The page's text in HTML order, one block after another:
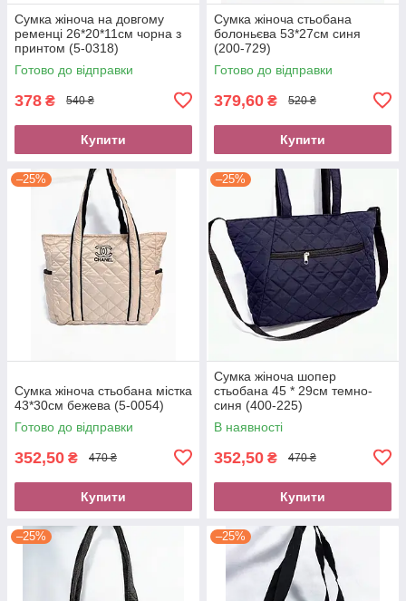
Сумка жіноча на довгому
ременці 26*20*11см чорна з
принтом (5-0318)
Готово до відправки
378 ₴ 540 ₴
Купити
Сумка жіноча стьобана
болоньєва 53*27см синя
(200-729)
Готово до відправки
379,60 ₴ 520 ₴
Купити
–25%
Сумка жіноча стьобана містка
43*30см бежева (5-0054)
Готово до відправки
352,50 ₴ 470 ₴
Купити
–25%
Сумка жіноча шопер
стьобана 45 * 29см темно-
синя (400-225)
В наявності
352,50 ₴ 470 ₴
Купити
–25% –25%